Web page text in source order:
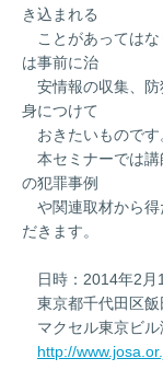
き込まれる
ことがあってはな
は事前に治
安情報の収集、防
身につけて
おきたいものです
本セミナーでは講
の犯罪事例
や関連取材から得
だきます。
日時：2014年2月
東京都千代田区
マクセル東京ビル
http://